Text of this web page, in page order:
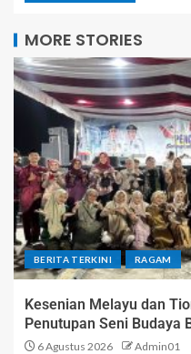
MORE STORIES
BERITA TERKINI RAGAM
Kesenian Melayu dan
Penutupan Seni Budaya
6 Agustus 2026 Admin01